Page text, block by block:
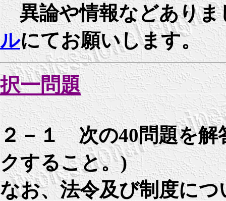
異論や情報などありま
ルにてお願いします。
択一問題
２－１ 次の40問題を解
クすること。)
なお、法令及び制度に